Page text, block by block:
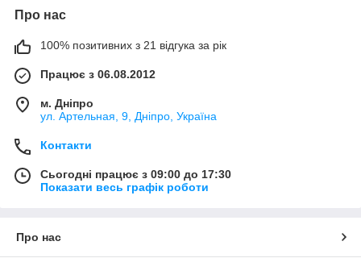
Про нас
100% позитивних з 21 відгука за рік
Працює з 06.08.2012
м. Дніпро
ул. Артельная, 9, Дніпро, Україна
Контакти
Сьогодні працює з 09:00 до 17:30
Показати весь графік роботи
Про нас